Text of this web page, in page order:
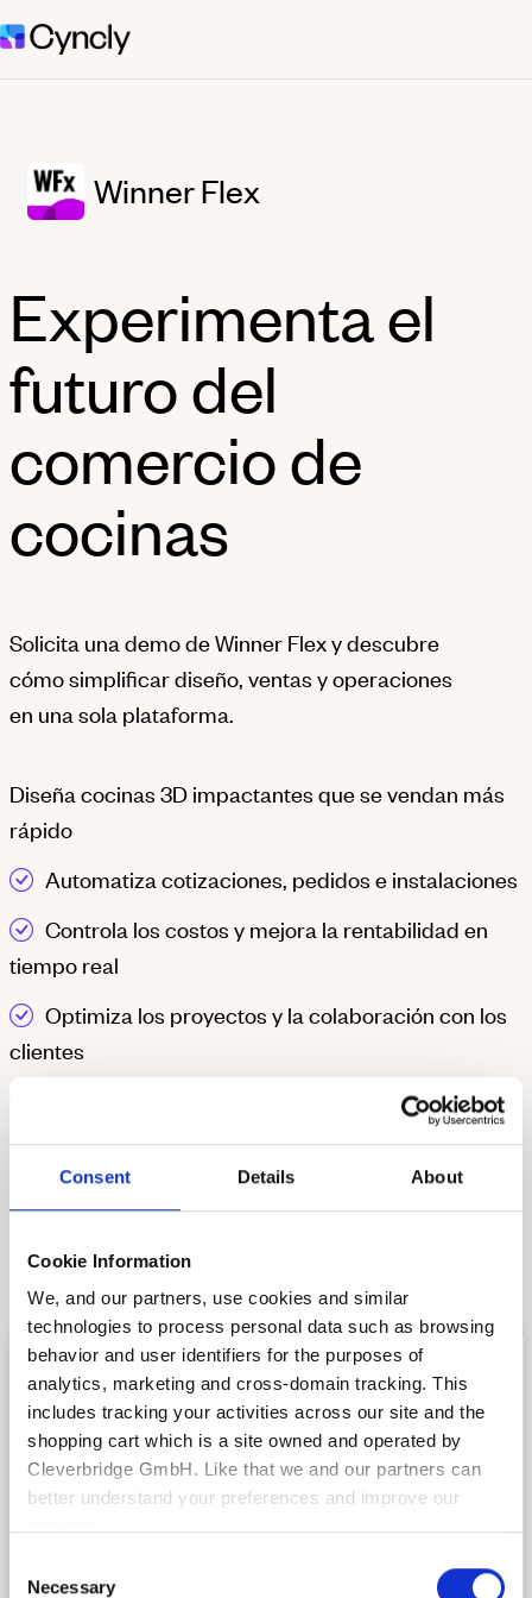
Consent Details About
Cookie Information
We, and our partners, use cookies and similar
technologies to process personal data such as browsing
behavior and user identifiers for the purposes of
analytics, marketing and cross-domain tracking. This
includes tracking your activities across our site and the
shopping cart which is a site owned and operated by
Cleverbridge GmbH. Like that we and our partners can
better understand your preferences and improve our
Also, the operator of the shopping cart, Cleverbridge
Selection
Necessary
Winner Flex
Experimenta el
futuro del
comercio de
cocinas
Solicita una demo de Winner Flex y descubre
cómo simplificar diseño, ventas y operaciones
en una sola plataforma.
Diseña cocinas 3D impactantes que se vendan más
rápido
Automatiza cotizaciones, pedidos e instalaciones
Controla los costos y mejora la rentabilidad en
tiempo real
Optimiza los proyectos y la colaboración con los
clientes
Accede a contenido y catálogos en la nube
¡Rellena el formulario para comenzar!
Solicite una demostración
gratuita
Por favor, proporcione tus datos a
continuación y un miembro de nuestro
programar una demostración completa y